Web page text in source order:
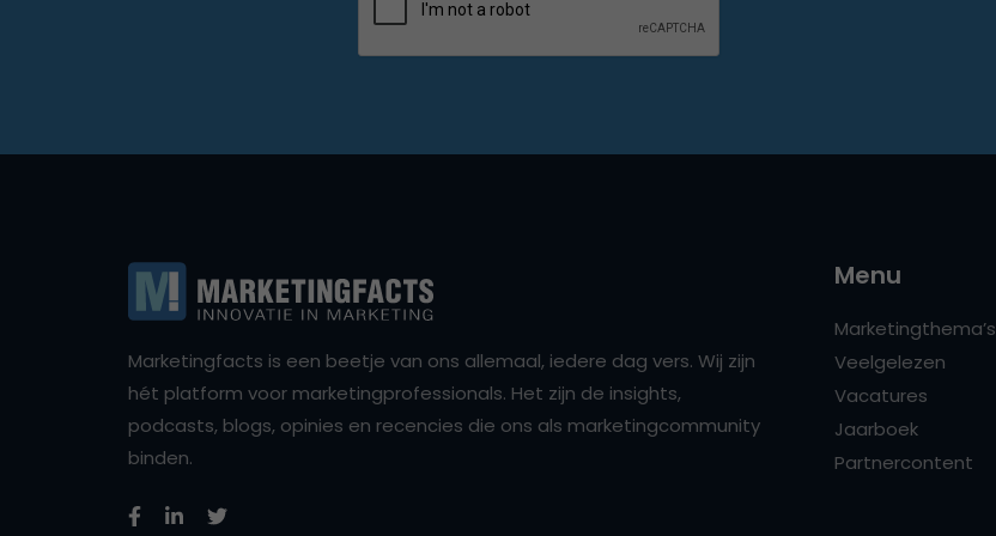
Marketingfacts is een beetje van ons allemaal, iedere dag vers. Wij zijn
hét platform voor marketingprofessionals. Het zijn de insights,
podcasts, blogs, opinies en recencies die ons als marketingcommunity
binden.
Menu
Marketingthema’s
Veelgelezen
Vacatures
Jaarboek
Partnercontent